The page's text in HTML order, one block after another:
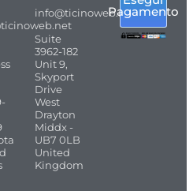
info@ticinoweb.net
Suite
3962-182
Unit 9,
Skyport
Drive
West
Drayton
Middx -
UB7 0LB
United
Kingdom
Pagamento